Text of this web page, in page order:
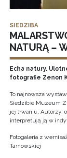
SIEDZIBA
NATURĄ –
Echa natury.
fotografie Zenon
To najnowsza
Siedzibie Muzeum
jej trwaniu. Autorzy,
interpretują ją w
Fotogaleria z
Tarnowskiej